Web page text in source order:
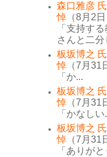
森口雅彦
悼 （8月2日
「支持す
さんと二分
板坂博之
悼 （7月31
「か...
板坂博之
悼 （7月31
「かなしい
板坂博之
悼 （7月31
「ありが